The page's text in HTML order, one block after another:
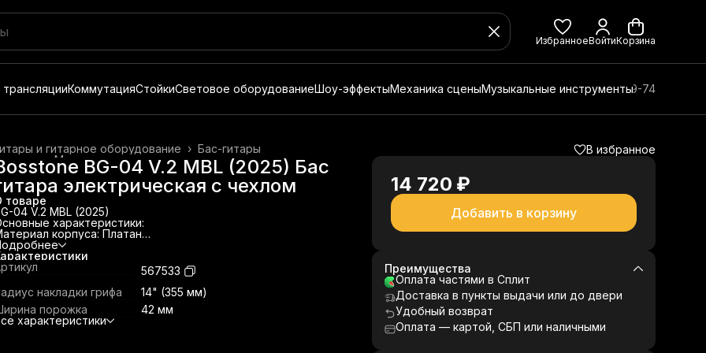
ИзбранноеВойтиКорзина
КоммутацияСтойкиСветовое оборудованиеШоу-эффектыМеханика сценыМузыкальные инструменты
8 (800) 350-49-74
Бас-гитары
и гитарное оборудование ›
Музыкальные инструменты ›
BG-04 V.2 MBL (2025) Бас
электрическая с чехлом
товаре
04 V.2 MBL (2025)
характеристики:
корпуса: Платан
струн: 4
грифа: На болтах
Обожженный клён
Накладка грифа: Техновуд
34" (864 мм)
20
накладки грифа: 14" (355 мм)
грифа: С-образный
567533
накладки грифа
14" (355 мм)
порожка
42 мм
характеристики
В избранное
14 720 ₽
Добавить в корзину
Преимущества
Оплата частями в Сплит
Доставка в пункты выдачи или до двери
Удобный возврат
Оплата — картой, СБП или наличными